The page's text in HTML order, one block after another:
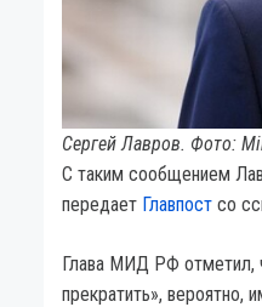
Сергей Лавров. Фото:
С таким сообщением
передает Главпост со
Глава МИД РФ отметил,
прекратить», вероятно,